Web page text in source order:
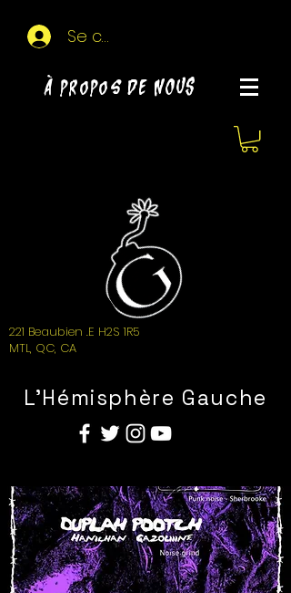
Se connecter
À propos de NOUS
221 Beaubien .E H2S 1R5
MTL, QC, CA
L'Hémisphère Gauche